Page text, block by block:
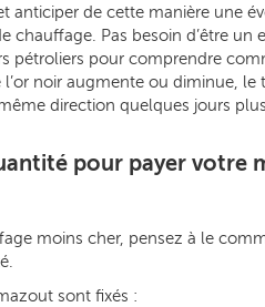
anticiper de cette manière une
chauffage. Pas besoin d’être un
pétroliers pour comprendre
noir augmente ou diminue, le
direction quelques jours
pour payer votre
moins cher, pensez à le
sont fixés :